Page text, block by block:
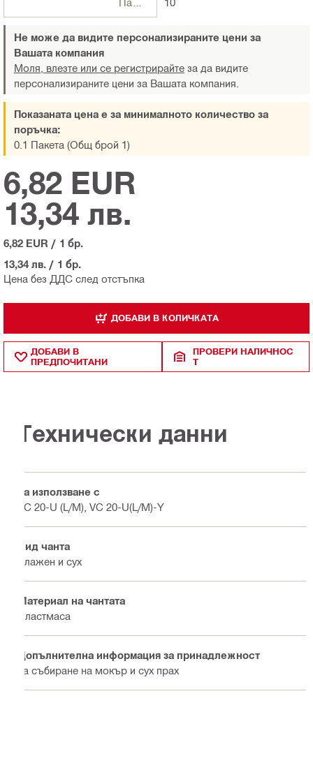
Не може да видите персонализираните цени за
Вашата компания
Моля, влезте или се регистрирайте за да видите
персонализираните цени за Вашата компания.
Показаната цена е за минималното количество за
поръчка:
0.1 Пакета (Общ брой 1)
Цена без ДДС след отстъпка
6,82 EUR
13,34 лв.
6,82 EUR / 1 бр.
13,34 лв. / 1 бр.
ДОБАВИ В КОЛИЧКАТА
ДОБАВИ В
ПРЕДПОЧИТАНИ
ПРОВЕРИ НАЛИЧНОС
Т
Технически данни
За използване с
VC 20-U (L/M), VC 20-U(L/M)-Y
Вид чанта
Влажен и сух
Материал на чантата
Пластмаса
Допълнителна информация за принадлежност
За събиране на мокър и сух прах